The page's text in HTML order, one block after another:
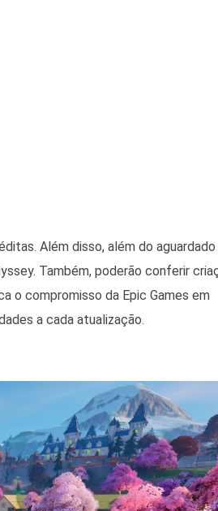
Além disso, além do aguardado
Também, poderão conferir
o compromisso da Epic Games em
a cada atualização.